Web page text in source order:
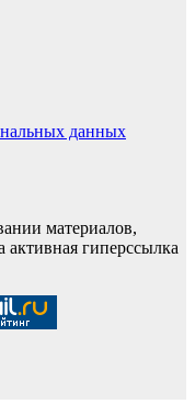
данных
материалов,
активная гиперссылка